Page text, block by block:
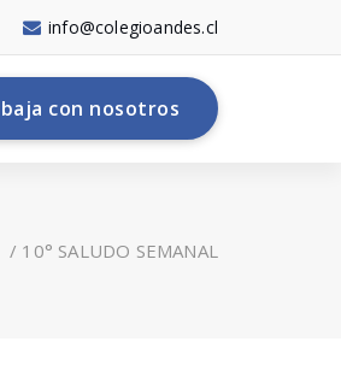
info@colegioandes.cl
baja con nosotros
/ 10° SALUDO SEMANAL